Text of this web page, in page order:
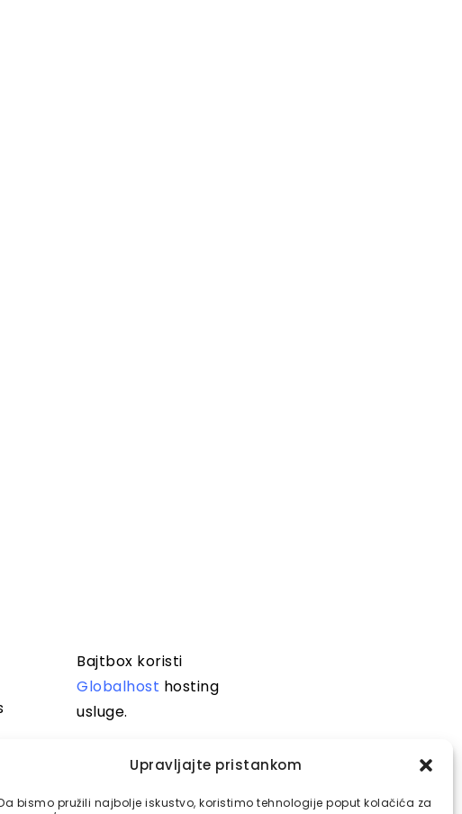
Upravljajte pristankom
bismo pružili najbolje iskustvo, koristimo tehnologije poput kolačića za
Bajtbox koristi
Globalhost hosting
usluge.